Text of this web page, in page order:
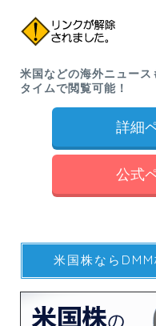
米国などの海外ニュー
タイムで閲覧可能！
詳細
公式
米国株ならDMM